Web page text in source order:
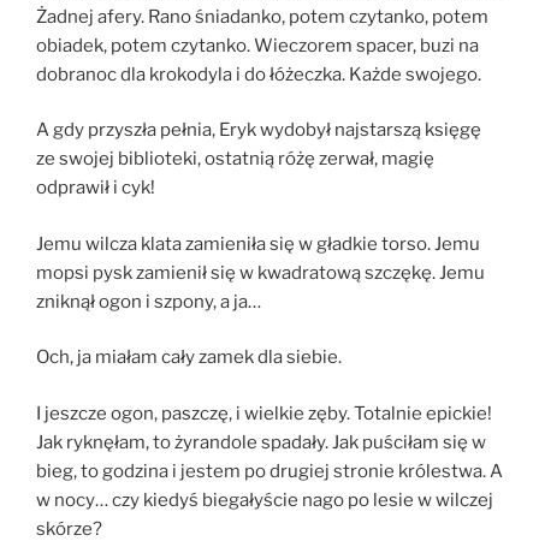
Żadnej afery. Rano śniadanko, potem czytanko, potem
obiadek, potem czytanko. Wieczorem spacer, buzi na
dobranoc dla krokodyla i do łóżeczka. Każde swojego.
A gdy przyszła pełnia, Eryk wydobył najstarszą księgę
ze swojej biblioteki, ostatnią różę zerwał, magię
odprawił i cyk!
Jemu wilcza klata zamieniła się w gładkie torso. Jemu
mopsi pysk zamienił się w kwadratową szczękę. Jemu
zniknął ogon i szpony, a ja…
Och, ja miałam cały zamek dla siebie.
I jeszcze ogon, paszczę, i wielkie zęby. Totalnie epickie!
Jak ryknęłam, to żyrandole spadały. Jak puściłam się w
bieg, to godzina i jestem po drugiej stronie królestwa. A
w nocy… czy kiedyś biegałyście nago po lesie w wilczej
skórze?